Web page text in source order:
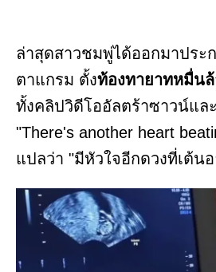
ล่าสุดสาวชมพู่ได้ออกมาประ
ตาแกรม ตั้งท้องทายาทหมื่น
ทั้งคลิปวิดีโออัลตร้าซาวน์แล
"There's another heart
แปลว่า "มีหัวใจอีกดวงที่เต้น